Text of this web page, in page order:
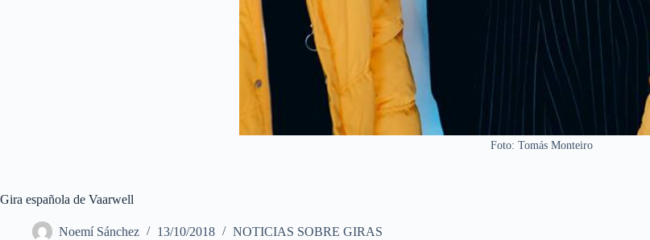
Foto: Tomás Monteiro
Gira española de Vaarwell
Noemí Sánchez 13/10/2018 NOTICIAS SOBRE GIRAS